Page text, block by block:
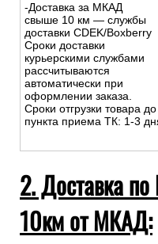
-Доставка за МКАД
свыше 10 км — службы
доставки CDEK/Boxberry
Сроки доставки
курьерскими службами
рассчитываются
автоматически при
оформлении заказа.
Сроки отгрузки товара до
пункта приема ТК: 1-3
2. Доставка
10км от МКАД: